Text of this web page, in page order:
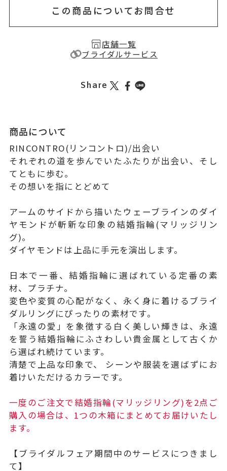
この商品についてお問合せ
店舗一覧
ブライダルサービス
Share
商品について
RINCONTRO(リンコントロ)/出会い
それぞれの道を歩んでいたふたりが出会い、そし
てともに歩む。
その想いを指にとどめて
アームのサイドから描いたウェーブラインのダイ
ヤモンドが斬新な印象の結婚指輪(マリッジリン
グ)。
ダイヤモンドは上品に手元を演出します。
日本で一番、結婚指輪に選ばれている定番の素
材、プラチナ。
変色や変質の心配がなく、永く身に着けるブライ
ダルリングにぴったりの素材です。
「永遠の愛」を象徴する白く美しい輝きは、永遠
を誓う結婚指輪にふさわしい貴金属として古くか
ら選ばれ続けています。
清楚で上品な印象で、 シーンや服装を選ばずにお
着けいただけるカラーです。
一度のご注文で結婚指輪(マリッジリング)を2点ご
購入の場合は、1つの木箱にまとめてお届けいたし
ます。
【ブライダルフェア期間中のサービスにつきまし
て】